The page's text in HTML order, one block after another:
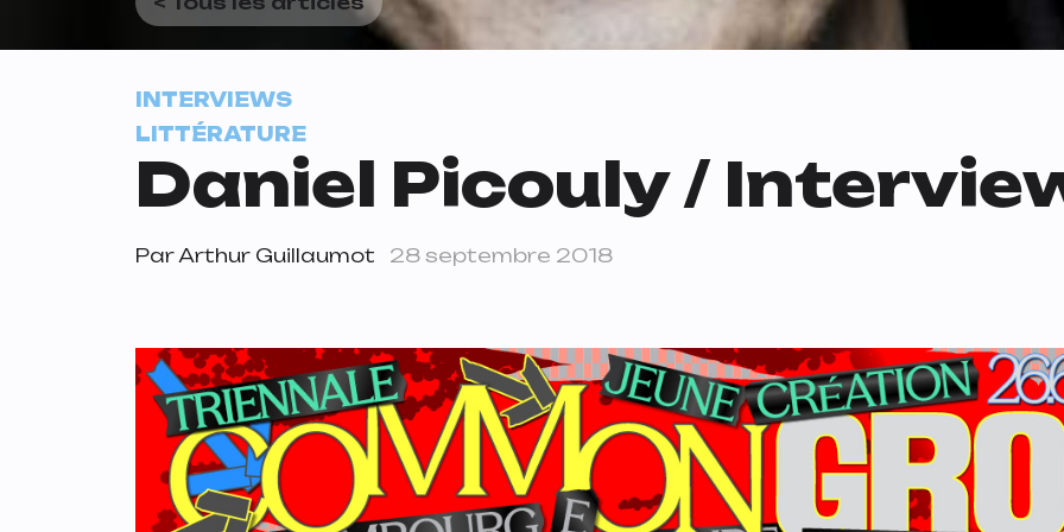
INTERVIEWS
LITTÉRATURE
Daniel Picouly /
ParArthur Guillaumot 28 septembre 2018